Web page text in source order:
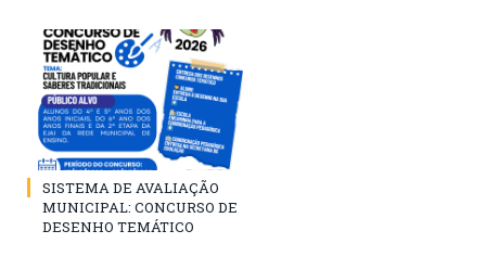
SISTEMA DE AVALIAÇÃO
MUNICIPAL: CONCURSO DE
DESENHO TEMÁTICO